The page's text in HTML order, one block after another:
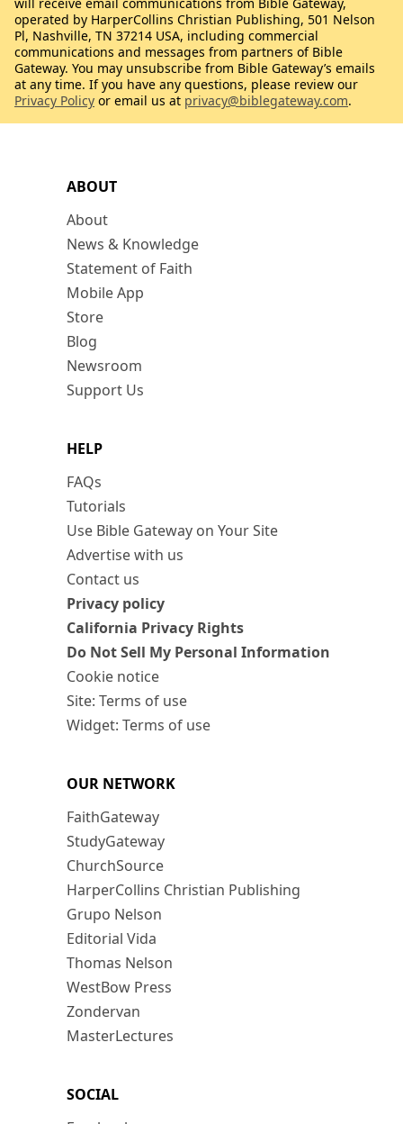
ABOUT
About
News & Knowledge
Statement of Faith
Mobile App
Store
Blog
Newsroom
Support Us
HELP
FAQs
Tutorials
Use Bible Gateway on Your Site
Advertise with us
Contact us
Privacy policy
California Privacy Rights
Do Not Sell My Personal Information
Cookie notice
Site: Terms of use
Widget: Terms of use
OUR NETWORK
FaithGateway
StudyGateway
ChurchSource
HarperCollins Christian Publishing
Grupo Nelson
Editorial Vida
Thomas Nelson
WestBow Press
Zondervan
MasterLectures
SOCIAL
operated by HarperCollins Christian Publishing, 501 Nelson
Pl, Nashville, TN 37214 USA, including commercial
communications and messages from partners of Bible
Gateway. You may unsubscribe from Bible Gateway’s emails
at any time. If you have any questions, please review our
Privacy Policy or email us at privacy@biblegateway.com.